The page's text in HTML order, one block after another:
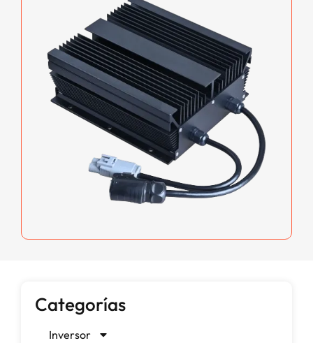
Categorías
Inversor